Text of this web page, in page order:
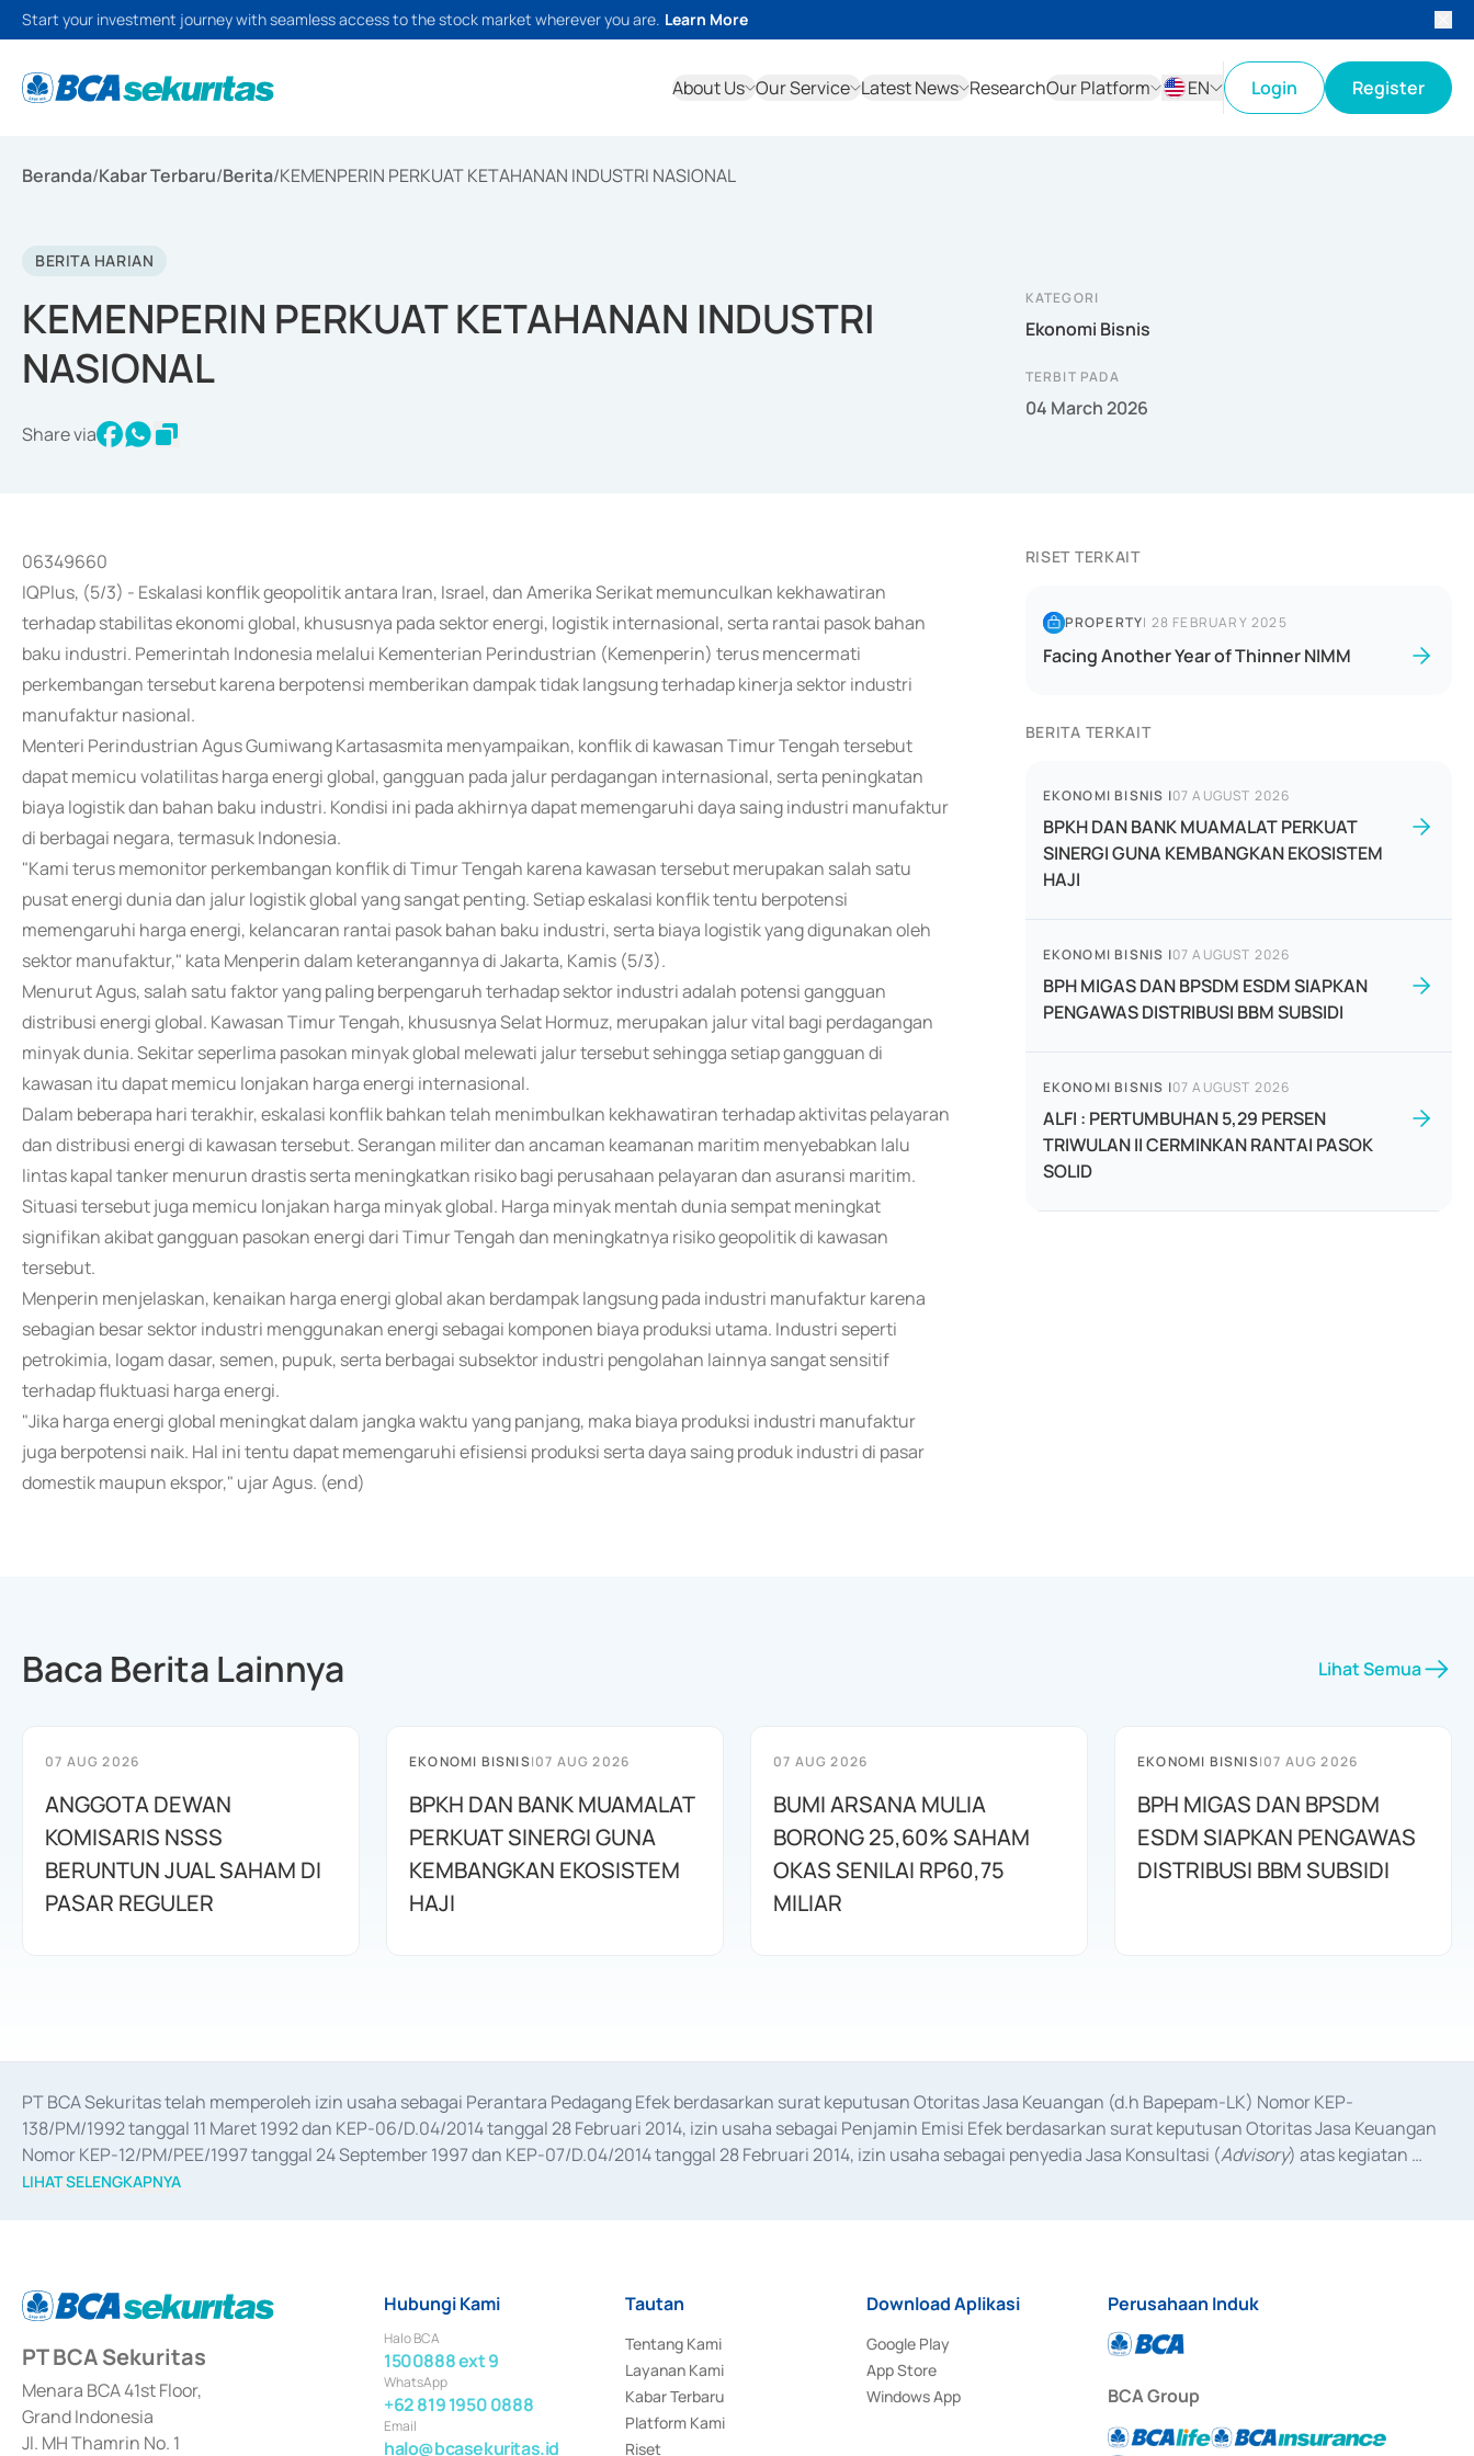
Start your investment journey with seamless access to the stock market wherever you are. Learn More
About Us Our Service Latest News ResearchOur Platform
EN
Login Register
Beranda/Kabar Terbaru/Berita/KEMENPERIN PERKUAT KETAHANAN INDUSTRI NASIONAL
BERITA HARIAN
KEMENPERIN PERKUAT KETAHANAN INDUSTRI
NASIONAL
Share via
KATEGORI
Ekonomi Bisnis
TERBIT PADA
04 March 2026
06349660
IQPlus, (5/3) - Eskalasi konflik geopolitik antara Iran, Israel, dan Amerika Serikat memunculkan kekhawatiran
terhadap stabilitas ekonomi global, khususnya pada sektor energi, logistik internasional, serta rantai pasok bahan
baku industri. Pemerintah Indonesia melalui Kementerian Perindustrian (Kemenperin) terus mencermati
perkembangan tersebut karena berpotensi memberikan dampak tidak langsung terhadap kinerja sektor industri
manufaktur nasional.
Menteri Perindustrian Agus Gumiwang Kartasasmita menyampaikan, konflik di kawasan Timur Tengah tersebut
dapat memicu volatilitas harga energi global, gangguan pada jalur perdagangan internasional, serta peningkatan
biaya logistik dan bahan baku industri. Kondisi ini pada akhirnya dapat memengaruhi daya saing industri manufaktur
di berbagai negara, termasuk Indonesia.
"Kami terus memonitor perkembangan konflik di Timur Tengah karena kawasan tersebut merupakan salah satu
pusat energi dunia dan jalur logistik global yang sangat penting. Setiap eskalasi konflik tentu berpotensi
memengaruhi harga energi, kelancaran rantai pasok bahan baku industri, serta biaya logistik yang digunakan oleh
sektor manufaktur," kata Menperin dalam keterangannya di Jakarta, Kamis (5/3).
Menurut Agus, salah satu faktor yang paling berpengaruh terhadap sektor industri adalah potensi gangguan
distribusi energi global. Kawasan Timur Tengah, khususnya Selat Hormuz, merupakan jalur vital bagi perdagangan
minyak dunia. Sekitar seperlima pasokan minyak global melewati jalur tersebut sehingga setiap gangguan di
kawasan itu dapat memicu lonjakan harga energi internasional.
Dalam beberapa hari terakhir, eskalasi konflik bahkan telah menimbulkan kekhawatiran terhadap aktivitas pelayaran
dan distribusi energi di kawasan tersebut. Serangan militer dan ancaman keamanan maritim menyebabkan lalu
lintas kapal tanker menurun drastis serta meningkatkan risiko bagi perusahaan pelayaran dan asuransi maritim.
Situasi tersebut juga memicu lonjakan harga minyak global. Harga minyak mentah dunia sempat meningkat
signifikan akibat gangguan pasokan energi dari Timur Tengah dan meningkatnya risiko geopolitik di kawasan
tersebut.
Menperin menjelaskan, kenaikan harga energi global akan berdampak langsung pada industri manufaktur karena
sebagian besar sektor industri menggunakan energi sebagai komponen biaya produksi utama. Industri seperti
petrokimia, logam dasar, semen, pupuk, serta berbagai subsektor industri pengolahan lainnya sangat sensitif
terhadap fluktuasi harga energi.
"Jika harga energi global meningkat dalam jangka waktu yang panjang, maka biaya produksi industri manufaktur
juga berpotensi naik. Hal ini tentu dapat memengaruhi efisiensi produksi serta daya saing produk industri di pasar
domestik maupun ekspor," ujar Agus. (end)
RISET TERKAIT
PROPERTY| 28 FEBRUARY 2025
Facing Another Year of Thinner NIMM
BERITA TERKAIT
EKONOMI BISNIS |07 AUGUST 2026
BPKH DAN BANK MUAMALAT PERKUAT
SINERGI GUNA KEMBANGKAN EKOSISTEM
HAJI
EKONOMI BISNIS |07 AUGUST 2026
BPH MIGAS DAN BPSDM ESDM SIAPKAN
PENGAWAS DISTRIBUSI BBM SUBSIDI
EKONOMI BISNIS |07 AUGUST 2026
ALFI : PERTUMBUHAN 5,29 PERSEN
TRIWULAN II CERMINKAN RANTAI PASOK
SOLID
Baca Berita Lainnya Lihat Semua
07 AUG 2026
ANGGOTA DEWAN
KOMISARIS NSSS
BERUNTUN JUAL SAHAM DI
PASAR REGULER
EKONOMI BISNIS|07 AUG 2026
BPKH DAN BANK MUAMALAT
PERKUAT SINERGI GUNA
KEMBANGKAN EKOSISTEM
HAJI
07 AUG 2026
BUMI ARSANA MULIA
BORONG 25,60% SAHAM
OKAS SENILAI RP60,75
MILIAR
EKONOMI BISNIS|07 AUG 2026
BPH MIGAS DAN BPSDM
ESDM SIAPKAN PENGAWAS
DISTRIBUSI BBM SUBSIDI
PT BCA Sekuritas telah memperoleh izin usaha sebagai Perantara Pedagang Efek berdasarkan surat keputusan Otoritas Jasa Keuangan (d.h Bapepam-LK) Nomor KEP-
138/PM/1992 tanggal 11 Maret 1992 dan KEP-06/D.04/2014 tanggal 28 Februari 2014, izin usaha sebagai Penjamin Emisi Efek berdasarkan surat keputusan Otoritas Jasa Keuangan
Nomor KEP-12/PM/PEE/1997 tanggal 24 September 1997 dan KEP-07/D.04/2014 tanggal 28 Februari 2014, izin usaha sebagai penyedia Jasa Konsultasi (Advisory) atas kegiatan
merger, akuisisi, divestasi, dan
LIHAT SELENGKAPNYA
PT BCA Sekuritas
Menara BCA 41st Floor,
Grand Indonesia
Jl. MH Thamrin No. 1
Hubungi Kami
Halo BCA
1500888 ext 9
WhatsApp
+62 819 1950 0888
Email
halo@bcasekuritas.id
Tautan
Tentang Kami
Layanan Kami
Kabar Terbaru
Platform Kami
Riset
Download Aplikasi
Google Play
App Store
Windows App
Perusahaan Induk
BCA Group